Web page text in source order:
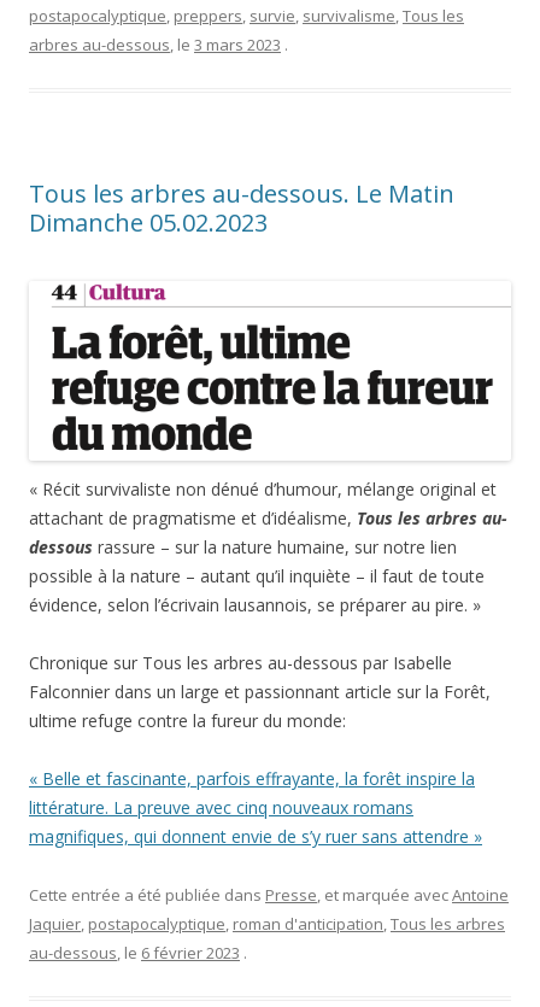
postapocalyptique, preppers, survie, survivalisme,Tous les
arbres au-dessous, le 3 mars 2023 .
Tous les arbres au-dessous. Le Matin
Dimanche 05.02.2023
« Récit survivaliste non dénué d’humour, mélange original et
attachant de pragmatisme et d’idéalisme, Tous les arbres au-
dessous rassure – sur la nature humaine, sur notre lien
possible à la nature – autant qu’il inquiète – il faut de toute
évidence, selon l’écrivain lausannois, se préparer au pire. »
Chronique sur Tous les arbres au-dessous par Isabelle
Falconnier dans un large et passionnant article sur la Forêt,
ultime refuge contre la fureur du monde:
« Belle et fascinante, parfois effrayante, la forêt inspire la
littérature. La preuve avec cinq nouveaux romans
magnifiques, qui donnent envie de s’y ruer sans attendre »
Cette entrée a été publiée dans Presse, et marquée avecAntoine
Jaquier, postapocalyptique, roman d'anticipation,Tous les arbres
au-dessous, le 6 février 2023 .